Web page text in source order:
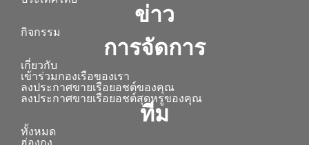
ข่าว
กิจกรรม
การจัดการ
เกี่ยวกับ
เข้าร่วมกองเรือของเรา
ลงประกาศขายเรือยอชต์ของคุณ
ลงประกาศขายเรือยอชต์สุดหรูของคุณ
ทีม
ทั้งหมด